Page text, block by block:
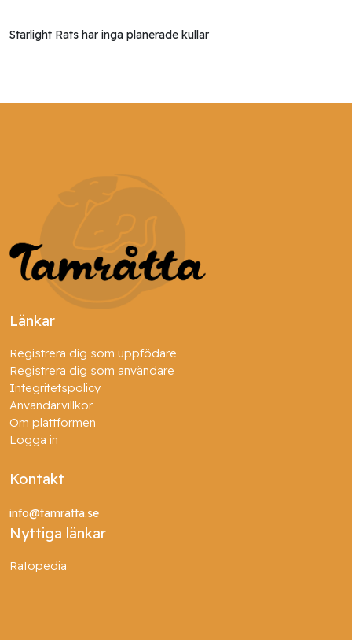
Starlight Rats har inga planerade kullar
Länkar
Registrera dig som uppfödare
Registrera dig som användare
Integritetspolicy
Användarvillkor
Om plattformen
Logga in
Kontakt
info@tamratta.se
Nyttiga länkar
Ratopedia